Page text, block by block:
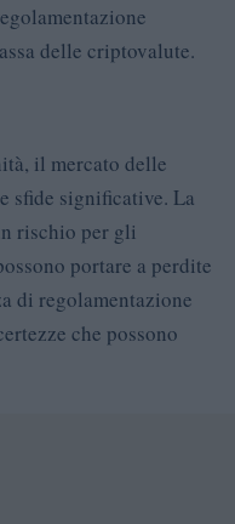
delle criptovalute.
il mercato delle
sfide significative. La
rischio per gli
portare a perdite
di regolamentazione
che possono